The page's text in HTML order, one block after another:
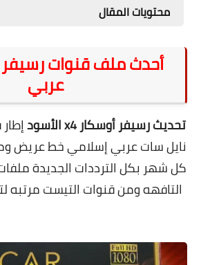
قصة
حماية
أخبار
أدوات
قوالب
محتويات المقال
عربي
تحديث رسيفر أوسكار x4 الأسود
نايل سات عربي إسلامي خط عريض
كل شهر بكل الترددات الجديدة
التافهه ومن قنوات التيست مرتبه